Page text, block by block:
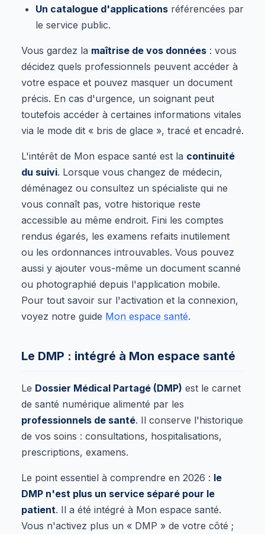
Un catalogue d'applications référencées par
le service public.
Vous gardez la maîtrise de vos données : vous
décidez quels professionnels peuvent accéder à
votre espace et pouvez masquer un document
précis. En cas d'urgence, un soignant peut
toutefois accéder à certaines informations vitales
via le mode dit « bris de glace », tracé et encadré.
L'intérêt de Mon espace santé est la continuité
du suivi. Lorsque vous changez de médecin,
déménagez ou consultez un spécialiste qui ne
vous connaît pas, votre historique reste
accessible au même endroit. Fini les comptes
rendus égarés, les examens refaits inutilement
ou les ordonnances introuvables. Vous pouvez
aussi y ajouter vous-même un document scanné
ou photographié depuis l'application mobile.
Pour tout savoir sur l'activation et la connexion,
voyez notre guide Mon espace santé.
Le DMP : intégré à Mon espace santé
Le Dossier Médical Partagé (DMP) est le carnet
de santé numérique alimenté par les
professionnels de santé. Il conserve l'historique
de vos soins : consultations, hospitalisations,
prescriptions, examens.
Le point essentiel à comprendre en 2026 : le
DMP n'est plus un service séparé pour le
patient. Il a été intégré à Mon espace santé.
Vous n'activez plus un « DMP » de votre côté ;